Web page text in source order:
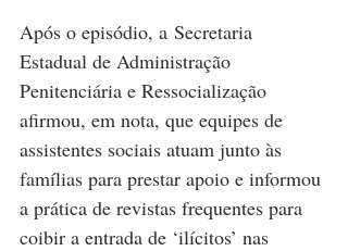
Após o episódio, a Secretaria
Estadual de Administração
Penitenciária e Ressocialização
afirmou, em nota, que equipes de
assistentes sociais atuam junto às
famílias para prestar apoio e informou
a prática de revistas frequentes para
coibir a entrada de ‘ilícitos’ nas